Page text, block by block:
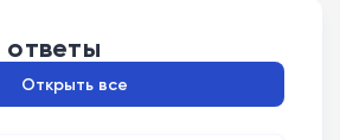
Открыть все